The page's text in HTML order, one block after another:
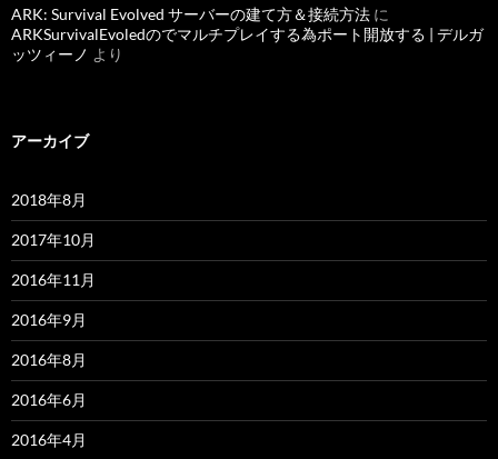
ARK: Survival Evolved サーバーの建て方＆接続方法 に
ARKSurvivalEvoledのでマルチプレイする為ポート開放する | デルガ
ッツィーノ より
アーカイブ
2018年8月
2017年10月
2016年11月
2016年9月
2016年8月
2016年6月
2016年4月